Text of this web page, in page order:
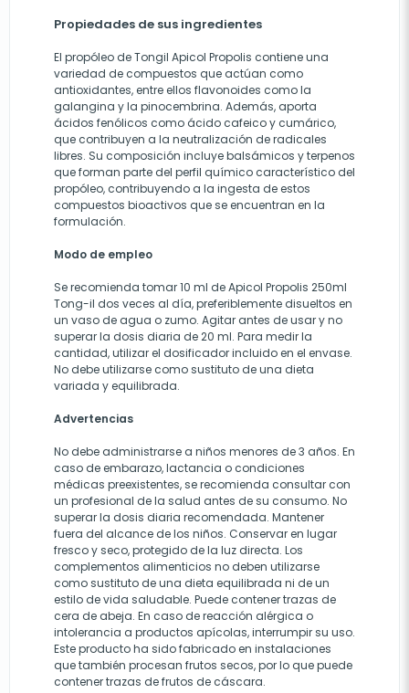
Propiedades de sus ingredientes
El propóleo de Tongil Apicol Propolis contiene una
variedad de compuestos que actúan como
antioxidantes, entre ellos flavonoides como la
galangina y la pinocembrina. Además, aporta
ácidos fenólicos como ácido cafeico y cumárico,
que contribuyen a la neutralización de radicales
libres. Su composición incluye balsámicos y terpenos
que forman parte del perfil químico característico del
propóleo, contribuyendo a la ingesta de estos
compuestos bioactivos que se encuentran en la
formulación.
Modo de empleo
Se recomienda tomar 10 ml de Apicol Propolis 250ml
Tong-il dos veces al día, preferiblemente disueltos en
un vaso de agua o zumo. Agitar antes de usar y no
superar la dosis diaria de 20 ml. Para medir la
cantidad, utilizar el dosificador incluido en el envase.
No debe utilizarse como sustituto de una dieta
variada y equilibrada.
Advertencias
No debe administrarse a niños menores de 3 años. En
caso de embarazo, lactancia o condiciones
médicas preexistentes, se recomienda consultar con
un profesional de la salud antes de su consumo. No
superar la dosis diaria recomendada. Mantener
fuera del alcance de los niños. Conservar en lugar
fresco y seco, protegido de la luz directa. Los
complementos alimenticios no deben utilizarse
como sustituto de una dieta equilibrada ni de un
estilo de vida saludable. Puede contener trazas de
cera de abeja. En caso de reacción alérgica o
intolerancia a productos apícolas, interrumpir su uso.
Este producto ha sido fabricado en instalaciones
que también procesan frutos secos, por lo que puede
contener trazas de frutos de cáscara.